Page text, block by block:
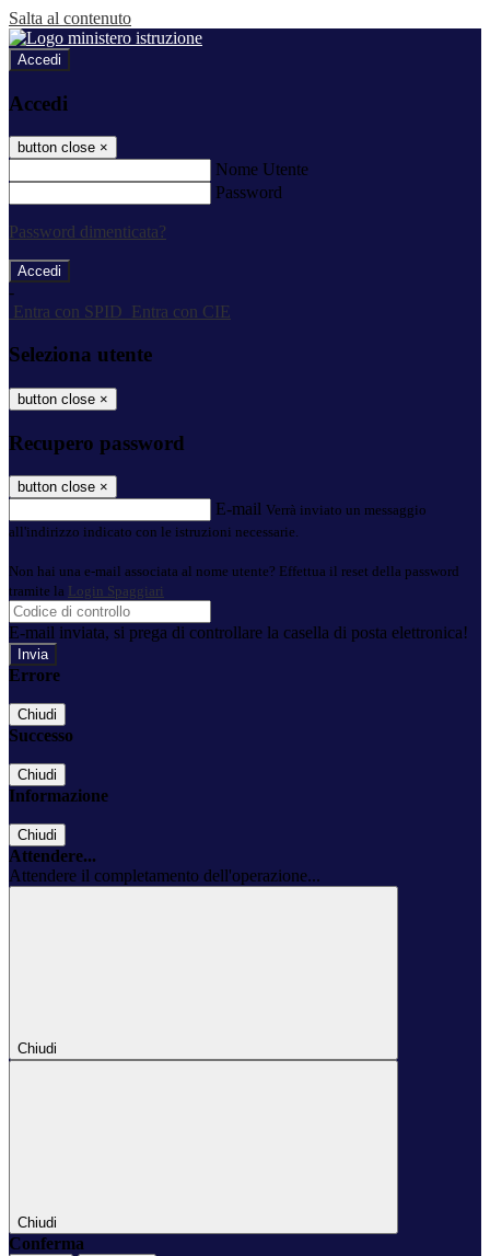
Salta al contenuto
Accedi
Accedi
button close ×
Nome Utente
Password
Password dimenticata?
-
Entra con SPID
Entra con CIE
Seleziona utente
button close ×
Recupero password
button close ×
E-mail Verrà inviato un messaggio
all'indirizzo indicato con le istruzioni necessarie.
Non hai una e-mail associata al nome utente? Effettua il reset della password
tramite la Login Spaggiari
E-mail inviata, si prega di controllare la casella di posta elettronica!
Errore
Chiudi
Successo
Chiudi
Informazione
Chiudi
Attendere...
Attendere il completamento dell'operazione...
Chiudi
Chiudi
Conferma